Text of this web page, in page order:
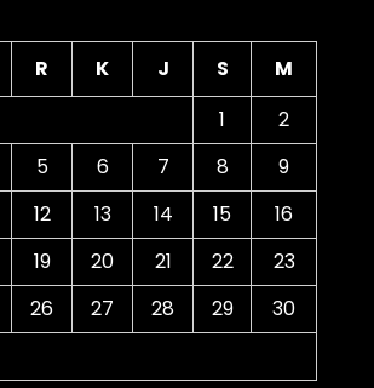
R K J S
M
1
2
5 6 7 8
9
12 13 14 15
16
19 20 21 22
23
26 27 28 29
30